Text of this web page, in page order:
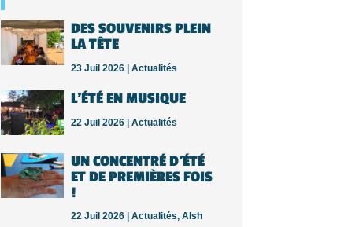
DES SOUVENIRS PLEIN
LA TÊTE
23 Juil 2026 |Actualités
L’ÉTÉ EN MUSIQUE
22 Juil 2026 |Actualités
UN CONCENTRÉ D’ÉTÉ
ET DE PREMIÈRES FOIS
!
22 Juil 2026 |Actualités,Alsh